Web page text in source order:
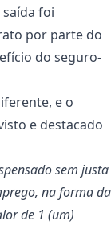
foi
por parte do
do seguro-
e o
e destacado
sem justa
na forma da
de 1 (um)